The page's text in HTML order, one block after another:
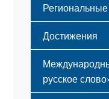
Достижения
русское